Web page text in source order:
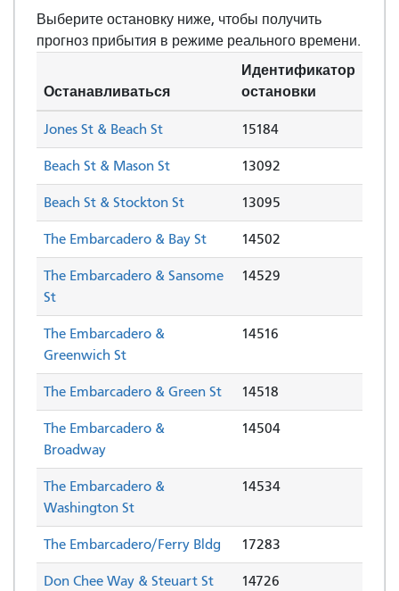
Выберите остановку ниже, чтобы получить
прогноз прибытия в режиме реального времени.
Останавливаться
Идентификатор
остановки
Jones St & Beach St 15184
Beach St & Mason St 13092
Beach St & Stockton St 13095
The Embarcadero & Bay St 14502
The Embarcadero & Sansome
St
14529
The Embarcadero &
Greenwich St
14516
The Embarcadero & Green St 14518
The Embarcadero &
Broadway
14504
The Embarcadero &
Washington St
14534
The Embarcadero/Ferry Bldg 17283
Don Chee Way & Steuart St 14726